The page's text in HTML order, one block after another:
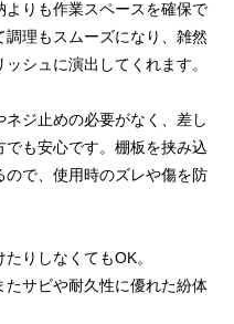
りも作業スペースを確保で
理もスムーズになり、雑然
シュに演出してくれます。
ジ止めの必要がなく、差し
も安心です。棚板を挟み込
で、使用時のズレや傷を防
りしなくてもOK。
サビや耐久性に優れた紛体